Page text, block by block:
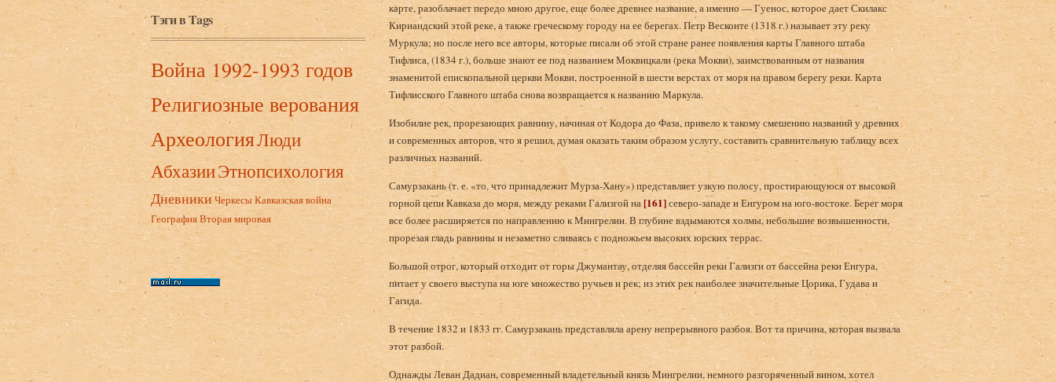
Тэги в Tags
Война 1992-1993 годов
Религиозные верования
АрхеологияЛюди
АбхазииЭтнопсихология
Дневники ЧеркесыКавказская война
ГеографияВторая мировая
карте, разоблачает передо мною другое, еще более древнее название, а именно — Гуенос, которoe дает Скилакс
Кириандский этой реке, а также греческому городу на ее берегах. Петр Весконте (1318 г.) называет эту реку
Муркула; но после него все авторы, которые писали об этой стране ранее появления карты Главного штаба
Тифлиса, (1834 г.), больше знают ее под названием Моквицкали (река Мокви), заимствованным от названия
знаменитой епископальной церкви Мокви, построенной в шести верстах от моря на правом берегу реки. Карта
Тифлисского Главного штаба снова возвращается к названию Маркула.
Изобилие рек, прорезающих равнину, начиная от Кодора до Фаза, привело к такому смешению названий у древних
и современных авторов, что я решил, думая оказать таким образом услугу, составить сравнительную таблицу всех
различных названий.
Самурзакань (т. е. «то, что принадлежит Мурза-Хану») представляет узкую полосу, простирающуюся от высокой
горной цепи Кавказа до моря, между реками Гализгой на[161]северо-западе и Енгуром на юго-востоке. Берег моря
все более расширяется по направлению к Мингрелии. В глубине вздымаются холмы, небольшие возвышенности,
прорезая гладь равнины и незаметно сливаясь с подножьем высоких юрских террас.
Большой отрог, который отходит от горы Джумантау, отделяя бассейн реки Гализги от бассейна реки Енгура,
питает у своего выступа на юге множество ручьев и рек; из этих рек наиболее значительные Цорика, Гудава и
Гагида.
В течение 1832 и 1833 гг. Самурзакань представляла арену непрерывного разбоя. Вот та причина, которая вызвала
этот разбой.
Однажды Леван Дадиан, современный владетельный князь Мингрелии, немного разгоряченный вином, хотел